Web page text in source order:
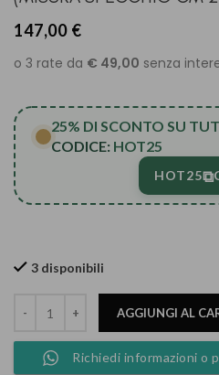
147,00 €
25% DI SCONTO SU
CODICE: HOT25
HOT25⧉
3 disponibili
AGGIUNGI AL
Richiedi informazioni o